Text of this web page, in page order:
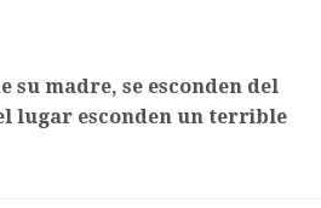
su madre, se esconden del
lugar esconden un terrible